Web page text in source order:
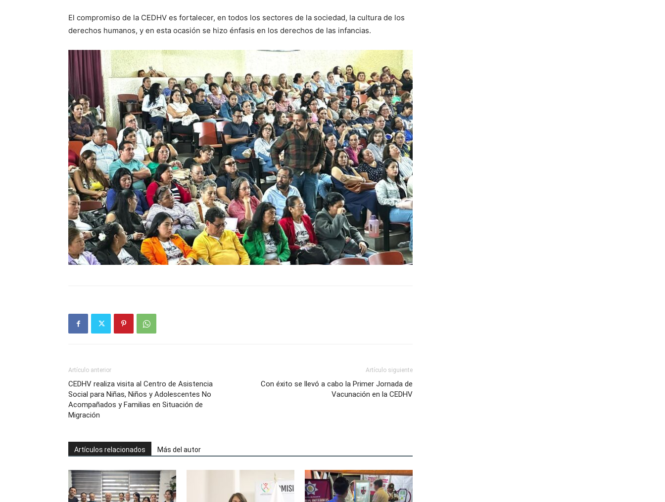
El compromiso de la CEDHV es fortalecer, en todos los sectores de la sociedad, la cultura de los
derechos humanos, y en esta ocasión se hizo énfasis en los derechos de las infancias.
Artículo anterior
CEDHV realiza visita al Centro de Asistencia
Social para Niñas, Niños y Adolescentes No
Acompañados y Familias en Situación de
Migración
Artículo siguiente
Con éxito se llevó a cabo la Primer Jornada de
Vacunación en la CEDHV
Artículos relacionados Más del autor